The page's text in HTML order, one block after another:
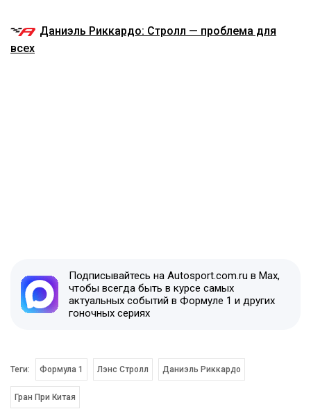
Даниэль Риккардо: Стролл — проблема для
всех
Подписывайтесь на Autosport.com.ru в Max,
чтобы всегда быть в курсе самых
актуальных событий в Формуле 1 и других
гоночных сериях
Теги: Формула 1 Лэнс Стролл Даниэль Риккардо
Гран При Китая